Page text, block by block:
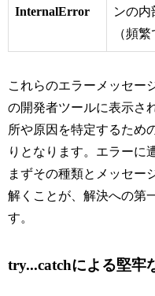
InternalError
ンの内
（頻
これらのエラーメッセー
の開発者ツールに表示さ
所や原因を特定するため
りとなります。エラーに
まずその種類とメッセー
解くことが、解決への第
す。
try...catchによる堅牢